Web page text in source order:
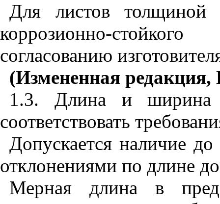
Для листов
коррозионно-
согласованию
(Измененная
1.3. Длина и ширина
соответствовать
Допускается наличие
отклонениями по длине
Мерная длина в